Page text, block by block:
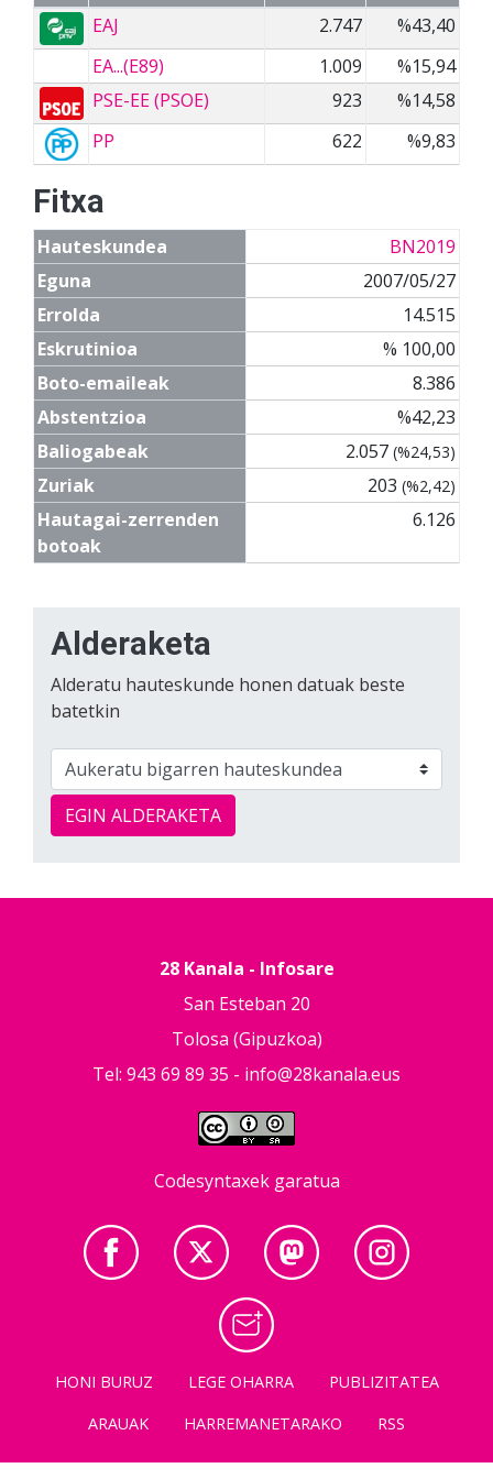
EAJ
2.747
%43,40
EA...(E89)
1.009
%15,94
PSE-EE (PSOE)
923
%14,58
PP
622 %9,83
Fitxa
Hauteskundea
BN2019
Eguna
2007/05/27
Errolda
14.515
Eskrutinioa
% 100,00
Boto-emaileak
8.386
Abstentzioa
%42,23
Baliogabeak
2.057 (%24,53)
Zuriak 203 (%2,42)
Hautagai-zerrenden
botoak
6.126
Alderaketa
Alderatu hauteskunde honen datuak beste
batetkin
EGIN ALDERAKETA
28 Kanala - Infosare
San Esteban 20
Tolosa (Gipuzkoa)
Tel: 943 69 89 35 - info@28kanala.eus
Codesyntaxek garatua
HONI BURUZ LEGE OHARRA
PUBLIZITATEA
ARAUAK
HARREMANETARAKO RSS